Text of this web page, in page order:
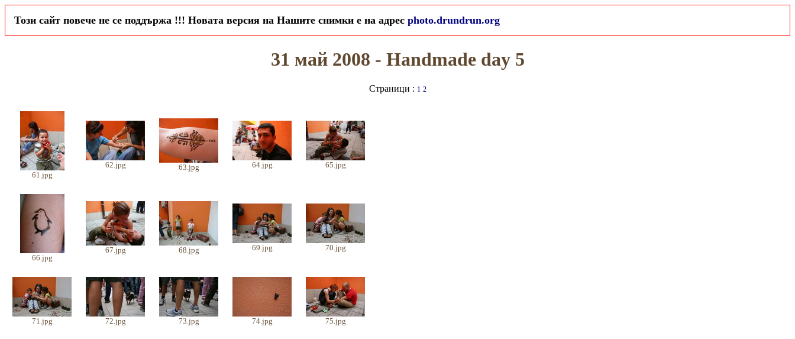
Този сайт повече не се поддържа !!! Новата версия на Нашите снимки е на адрес photo.drundrun.org
31 май 2008 - Handmade day 5
Страници : 1 2
61.jpg
62.jpg 63.jpg 64.jpg 65.jpg
66.jpg
67.jpg 68.jpg 69.jpg 70.jpg
71.jpg 72.jpg 73.jpg 74.jpg 75.jpg